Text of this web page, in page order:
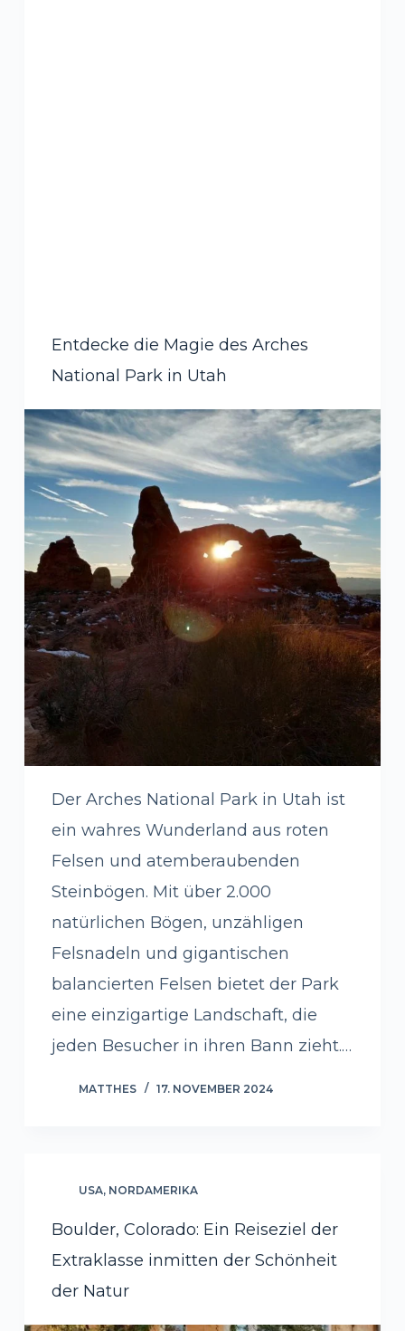
Entdecke die Magie des Arches
National Park in Utah
Der Arches National Park in Utah ist
ein wahres Wunderland aus roten
Felsen und atemberaubenden
Steinbögen. Mit über 2.000
natürlichen Bögen, unzähligen
Felsnadeln und gigantischen
balancierten Felsen bietet der Park
eine einzigartige Landschaft, die
jeden Besucher in ihren Bann zieht.…
MATTHES 17. NOVEMBER 2024
USA, NORDAMERIKA
Boulder, Colorado: Ein Reiseziel der
Extraklasse inmitten der Schönheit
der Natur